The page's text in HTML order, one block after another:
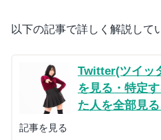
以下の記事で詳しく解説して
Twitter(ツイッ
を見る・特定
た人を全部見
記事を見る